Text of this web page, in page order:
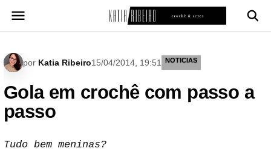
para
por Katia Ribeiro15/04/2014, 19:51 NOTICIAS
Gola em crochê com passo a
passo
Tudo bem meninas?